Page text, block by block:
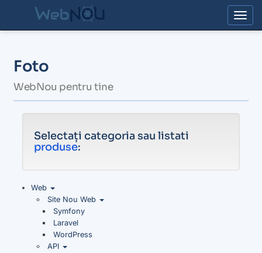
Foto
WebNou pentru tine
Selectați categoria sau listati
produse:
Web
Site Nou Web
Symfony
Laravel
WordPress
API